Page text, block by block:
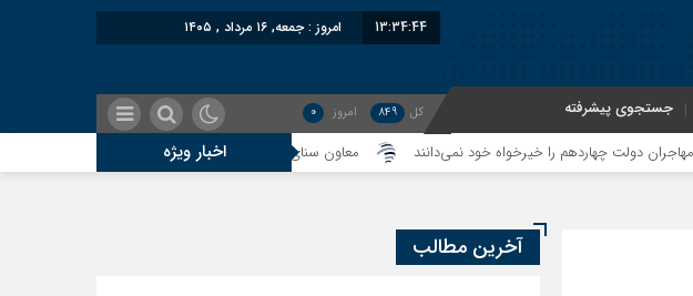
13:34:45 امروز : جمعه, ۱۶ مرداد , ۱۴۰۵
جستجوی پیشرفته کل 849 امروز 0
اخبار ویژه
معاون سنای روسیه: حکم لاهه علیه طالبان، واکنشی به شناسایی امارت
آخرین مطالب